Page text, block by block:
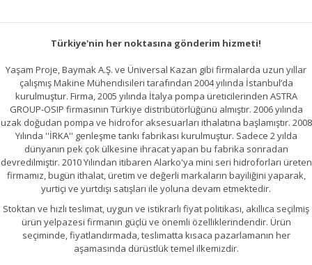
Türkiye'nin her noktasına gönderim hizmeti!
Yaşam Proje, Baymak A.Ş. ve Üniversal Kazan gibi firmalarda uzun yıllar
çalışmış Makine Mühendisileri tarafından 2004 yılında İstanbul’da
kurulmuştur. Firma, 2005 yılında İtalya pompa üreticilerinden ASTRA
GROUP-OSIP firmasının Türkiye distribütörlüğünü almıştır. 2006 yılında
uzak doğudan pompa ve hidrofor aksesuarları ithalatına başlamıştır. 2008
Yılında ''İRKA'' genleşme tankı fabrikası kurulmuştur. Sadece 2 yılda
dünyanın pek çok ülkesine ihracat yapan bu fabrika sonradan
devredilmiştir. 2010 Yılından itibaren Alarko'ya mini seri hidroforları üreten
firmamız, bugün ithalat, üretim ve değerli markaların bayiliğini yaparak,
yurtiçi ve yurtdışı satışları ile yoluna devam etmektedir.
Stoktan ve hızlı teslimat, uygun ve istikrarlı fiyat politikası, akıllıca seçilmiş
ürün yelpazesi firmanın güçlü ve önemli özelliklerindendir. Ürün
seçiminde, fiyatlandırmada, teslimatta kısaca pazarlamanın her
aşamasında dürüstlük temel ilkemizdir.